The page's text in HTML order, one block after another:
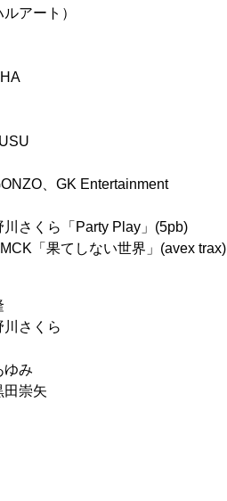
アート）
、GK Entertainment
さくら「Party Play」(5pb)
「果てしない世界」(avex trax)
川さくら
ゆみ
田崇矢